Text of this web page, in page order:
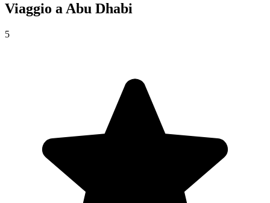
Viaggio aAbu Dhabi
5